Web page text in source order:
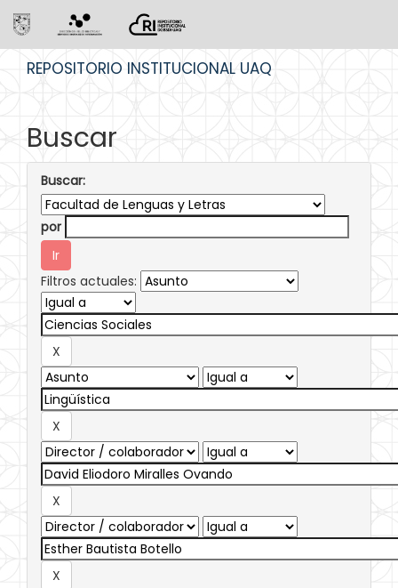
REPOSITORIO INSTITUCIONAL UAQ
Buscar
Buscar:
por
Filtros actuales: